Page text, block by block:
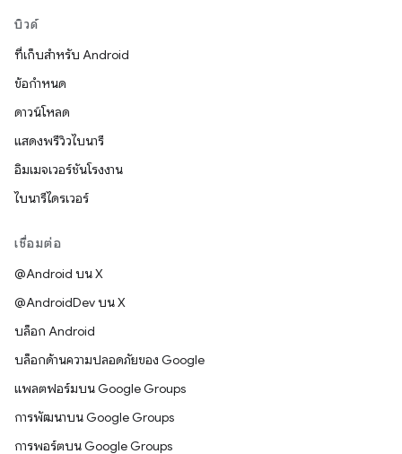
บิวด์
ที่เก็บสำหรับ Android
ข้อกำหนด
ดาวน์โหลด
แสดงพรีวิวไบนารี
อิมเมจเวอร์ชันโรงงาน
ไบนารีไดรเวอร์
เชื่อมต่อ
@Android บน X
@AndroidDev บน X
บล็อก Android
บล็อกด้านความปลอดภัยของ Google
แพลตฟอร์มบน Google Groups
การพัฒนาบน Google Groups
การพอร์ตบน Google Groups